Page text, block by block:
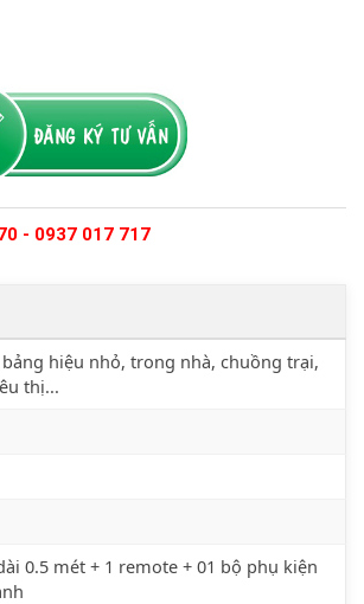
- 0937 017 717
hiệu nhỏ, trong nhà, chuồng trại,
thị...
0.5 mét + 1 remote + 01 bộ phụ kiện